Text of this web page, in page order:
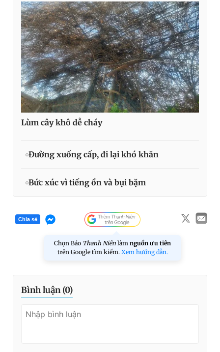
Lùm cây khô dễ cháy
Đường xuống cấp, đi lại khó khăn
Bức xúc vì tiếng ồn và bụi bặm
Chia sẻ
Chọn Báo Thanh Niên làm nguồn ưu tiên
trên Google tìm kiếm. Xem hướng dẫn.
Bình luận (0)